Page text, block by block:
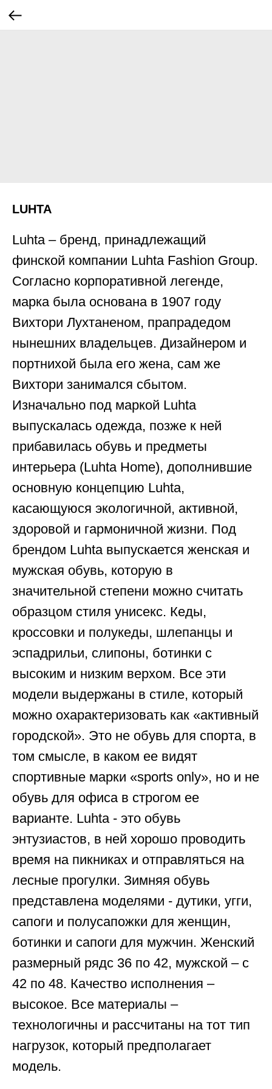
LUHTA
Luhta – бренд, принадлежащий
финской компании Luhta Fashion Group.
Согласно корпоративной легенде,
марка была основана в 1907 году
Вихтори Лухтаненом, прапрадедом
нынешних владельцев. Дизайнером и
портнихой была его жена, сам же
Вихтори занимался сбытом.
Изначально под маркой Luhta
выпускалась одежда, позже к ней
прибавилась обувь и предметы
интерьера (Luhta Home), дополнившие
основную концепцию Luhta,
касающуюся экологичной, активной,
здоровой и гармоничной жизни. Под
брендом Luhta выпускается женская и
мужская обувь, которую в
значительной степени можно считать
образцом стиля унисекс. Кеды,
кроссовки и полукеды, шлепанцы и
эспадрильи, слипоны, ботинки с
высоким и низким верхом. Все эти
модели выдержаны в стиле, который
можно охарактеризовать как «активный
городской». Это не обувь для спорта, в
том смысле, в каком ее видят
спортивные марки «sports only», но и не
обувь для офиса в строгом ее
варианте. Luhta - это обувь
энтузиастов, в ней хорошо проводить
время на пикниках и отправляться на
лесные прогулки. Зимняя обувь
представлена моделями - дутики, угги,
сапоги и полусапожки для женщин,
ботинки и сапоги для мужчин. Женский
размерный рядс 36 по 42, мужской – с
42 по 48. Качество исполнения –
высокое. Все материалы –
технологичны и рассчитаны на тот тип
нагрузок, который предполагает
модель.